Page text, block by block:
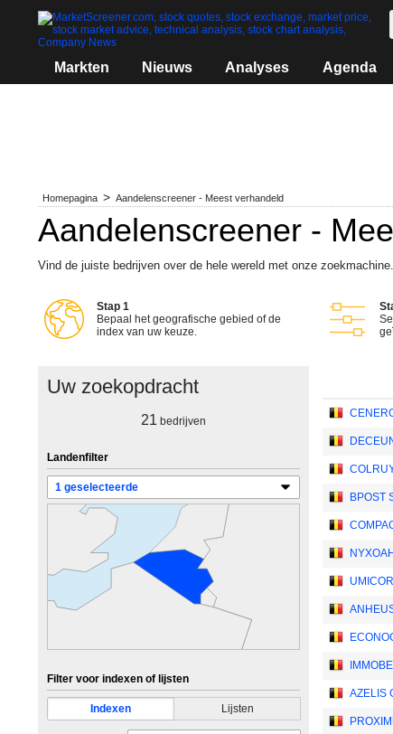
Markten Nieuws Analyses Agenda
Homepagina Aandelenscreener - Meest verhandeld
Aandelenscreener -
Vind de juiste bedrijven over de hele wereld met onze zoekmachine.
Stap 1
Bepaal het geografische gebied of de
index van uw keuze.
Uw zoekopdracht
21 bedrijven
Landenfilter
Filter voor indexen of lijsten
Indexen Lijsten
BPOST
AZELIS